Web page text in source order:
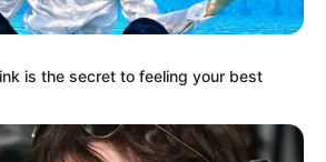
is the secret to feeling your best